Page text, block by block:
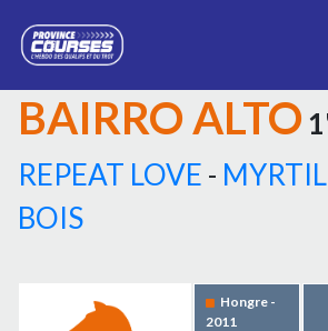
BAIRRO ALTO
REPEAT LOVE -
BOIS
Hongre -
2011